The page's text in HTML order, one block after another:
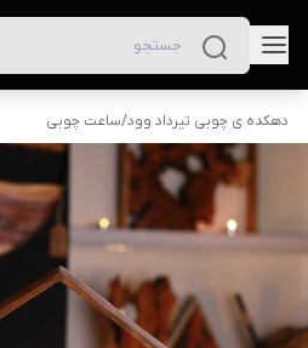
دهکده ی چوبی تیرداد وود/ساعت چوبی